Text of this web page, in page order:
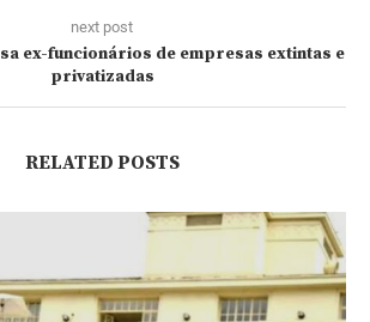
next post
ex-funcionários de empresas extintas e
privatizadas
RELATED POSTS